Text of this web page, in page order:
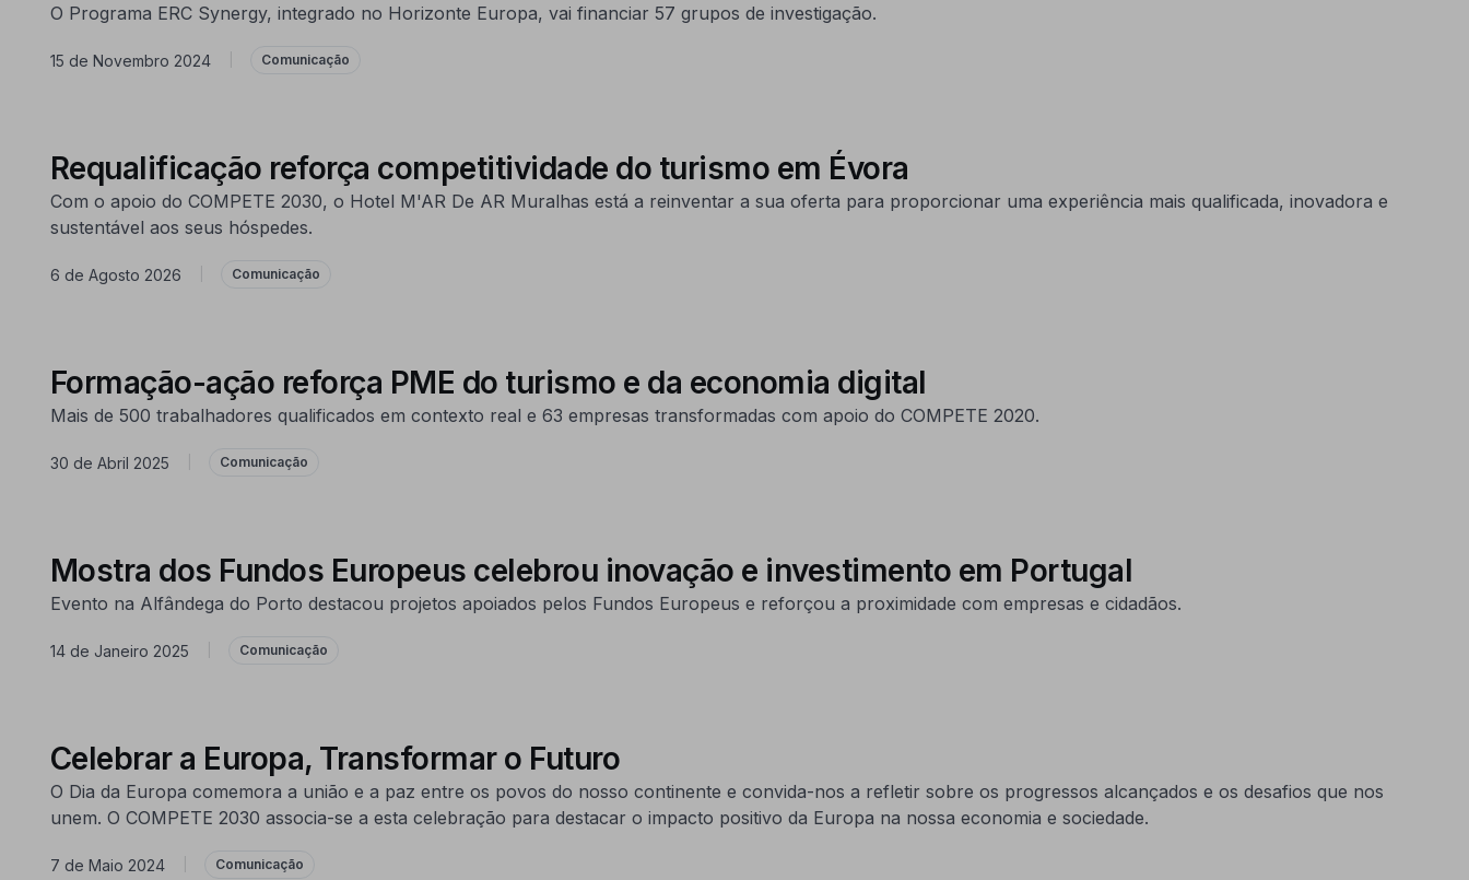
O Programa ERC Synergy, integrado no Horizonte Europa, vai financiar 57 grupos de investigação.
15 de Novembro 2024 Comunicação
Requalificação reforça competitividade do turismo em Évora
Com o apoio do COMPETE 2030, o Hotel M'AR De AR Muralhas está a reinventar a sua oferta para proporcionar uma experiência mais qualificada, inovadora e
sustentável aos seus hóspedes.
6 de Agosto 2026 Comunicação
Formação-ação reforça PME do turismo e da economia digital
Mais de 500 trabalhadores qualificados em contexto real e 63 empresas transformadas com apoio do COMPETE 2020.
30 de Abril 2025 Comunicação
Mostra dos Fundos Europeus celebrou inovação e investimento em Portugal
Evento na Alfândega do Porto destacou projetos apoiados pelos Fundos Europeus e reforçou a proximidade com empresas e cidadãos.
14 de Janeiro 2025 Comunicação
Celebrar a Europa, Transformar o Futuro
O Dia da Europa comemora a união e a paz entre os povos do nosso continente e convida-nos a refletir sobre os progressos alcançados e os desafios que nos
unem. O COMPETE 2030 associa-se a esta celebração para destacar o impacto positivo da Europa na nossa economia e sociedade.
7 de Maio 2024 Comunicação